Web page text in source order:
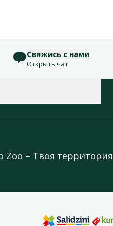
Свяжись с нами
Открыть чат
Zoo – Твоя территория